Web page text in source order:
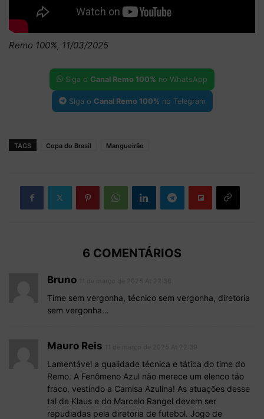
Remo 100%, 11/03/2025
Siga o Canal Remo 100% no WhatsApp
Siga o Canal Remo 100% no Telegram
TAGS Copa do Brasil Mangueirão
6 COMENTÁRIOS
Bruno
Time sem vergonha, técnico sem vergonha, diretoria
sem vergonha…
Mauro Reis
Lamentável a qualidade técnica e tática do time do
Remo. A Fenômeno Azul não merece um elenco tão
fraco, vestindo a Camisa Azulina! As atuações desse
tal de Klaus e do Marcelo Rangel devem ser
repudiadas pela diretoria de futebol. Jogo de